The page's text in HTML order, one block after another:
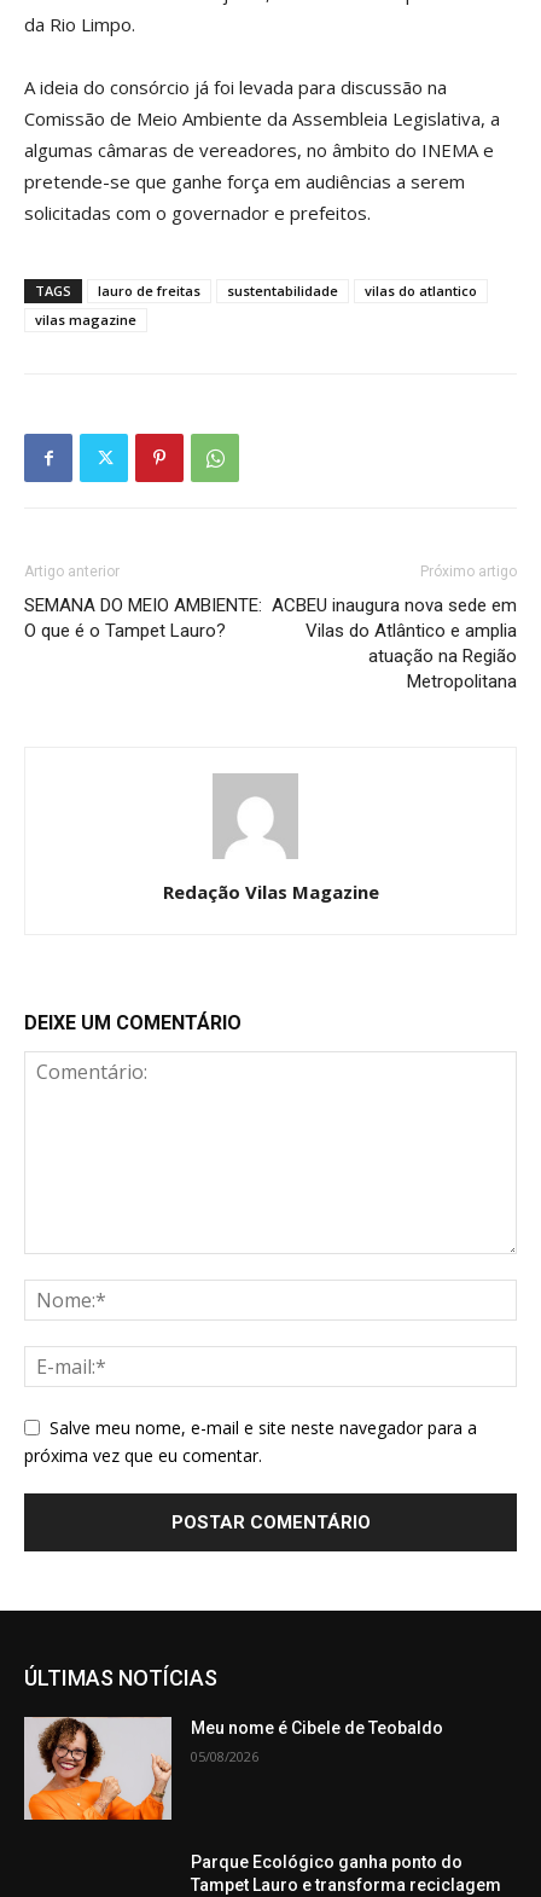
da Rio Limpo.
A ideia do consórcio já foi levada para discussão na
Comissão de Meio Ambiente da Assembleia Legislativa, a
algumas câmaras de vereadores, no âmbito do INEMA e
pretende-se que ganhe força em audiências a serem
solicitadas com o governador e prefeitos.
TAGS lauro de freitas sustentabilidade
vilas do atlantico
vilas magazine
Artigo anterior
SEMANA DO MEIO AMBIENTE:
O que é o Tampet Lauro?
Próximo artigo
ACBEU inaugura nova sede em
Vilas do Atlântico e amplia
atuação na Região
Metropolitana
Redação Vilas Magazine
DEIXE UM COMENTÁRIO
Salve meu nome, e-mail e site neste navegador para a
próxima vez que eu comentar.
ÚLTIMAS NOTÍCIAS
Meu nome é Cibele de Teobaldo
05/08/2026
Parque Ecológico ganha ponto do
Tampet Lauro e transforma reciclagem